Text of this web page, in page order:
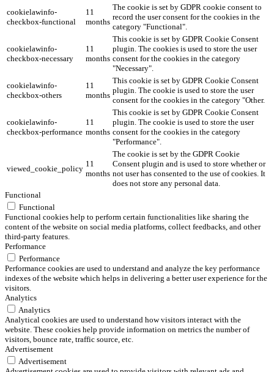
cookielawinfo-
checkbox-functional
11
months
The cookie is set by GDPR cookie consent to
record the user consent for the cookies in the
category "Functional".
cookielawinfo-
checkbox-necessary
11
months
This cookie is set by GDPR Cookie Consent
plugin. The cookies is used to store the user
consent for the cookies in the category
"Necessary".
cookielawinfo-
checkbox-others
11
months
This cookie is set by GDPR Cookie Consent
plugin. The cookie is used to store the user
consent for the cookies in the category "Other.
cookielawinfo-
checkbox-performance
11
months
This cookie is set by GDPR Cookie Consent
plugin. The cookie is used to store the user
consent for the cookies in the category
"Performance".
viewed_cookie_policy
11
months
The cookie is set by the GDPR Cookie
Consent plugin and is used to store whether or
not user has consented to the use of cookies. It
does not store any personal data.
Functional
Functional
Functional cookies help to perform certain functionalities like sharing the
content of the website on social media platforms, collect feedbacks, and other
third-party features.
Performance
Performance
Performance cookies are used to understand and analyze the key performance
indexes of the website which helps in delivering a better user experience for the
visitors.
Analytics
Analytics
Analytical cookies are used to understand how visitors interact with the
website. These cookies help provide information on metrics the number of
visitors, bounce rate, traffic source, etc.
Advertisement
Advertisement